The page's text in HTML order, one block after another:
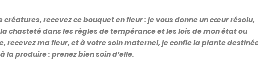
recevez ce bouquet en fleur : je vous donne un cœur résolu,
chasteté dans les règles de tempérance et les lois de mon état ou
recevez ma fleur, et à votre soin maternel, je confie la plante
à la produire : prenez bien soin d’elle.